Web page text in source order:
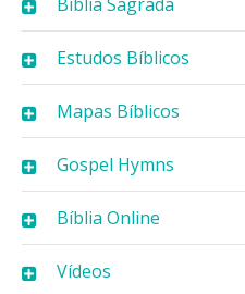
Estudos Bíblicos
Mapas Bíblicos
Gospel Hymns
Bíblia Online
Vídeos